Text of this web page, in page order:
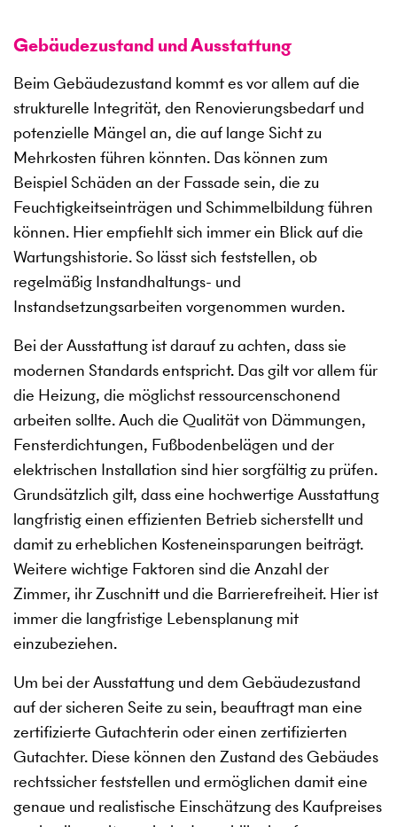
Gebäudezustand und Ausstattung
Beim Gebäudezustand kommt es vor allem auf die
strukturelle Integrität, den Renovierungsbedarf und
potenzielle Mängel an, die auf lange Sicht zu
Mehrkosten führen könnten. Das können zum
Beispiel Schäden an der Fassade sein, die zu
Feuchtigkeitseinträgen und Schimmelbildung führen
können. Hier empfiehlt sich immer ein Blick auf die
Wartungshistorie. So lässt sich feststellen, ob
regelmäßig Instandhaltungs- und
Instandsetzungsarbeiten vorgenommen wurden.
Bei der Ausstattung ist darauf zu achten, dass sie
modernen Standards entspricht. Das gilt vor allem für
die Heizung, die möglichst ressourcenschonend
arbeiten sollte. Auch die Qualität von Dämmungen,
Fensterdichtungen, Fußbodenbelägen und der
elektrischen Installation sind hier sorgfältig zu prüfen.
Grundsätzlich gilt, dass eine hochwertige Ausstattung
langfristig einen effizienten Betrieb sicherstellt und
damit zu erheblichen Kosteneinsparungen beiträgt.
Weitere wichtige Faktoren sind die Anzahl der
Zimmer, ihr Zuschnitt und die Barrierefreiheit. Hier ist
immer die langfristige Lebensplanung mit
einzubeziehen.
Um bei der Ausstattung und dem Gebäudezustand
auf der sicheren Seite zu sein, beauftragt man eine
zertifizierte Gutachterin oder einen zertifizierten
Gutachter. Diese können den Zustand des Gebäudes
rechtssicher feststellen und ermöglichen damit eine
genaue und realistische Einschätzung des Kaufpreises